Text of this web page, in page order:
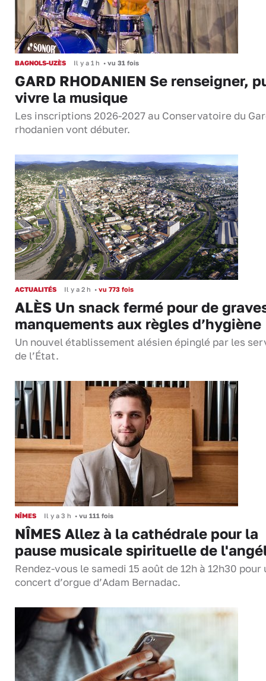
BAGNOLS-UZÈS Il y a 1 h • vu 31 fois
GARD RHODANIEN Se renseigner,
vivre la musique
Les inscriptions 2026-2027 au Conservatoire du
rhodanien vont débuter.
ACTUALITÉS Il y a 2 h • vu 773 fois
ALÈS Un snack fermé pour de
manquements aux règles d’hygiène
Un nouvel établissement alésien épinglé par les
de l’État.
NÎMES Il y a 3 h • vu 111 fois
NÎMES Allez à la cathédrale pour la
pause musicale spirituelle de
Rendez-vous le samedi 15 août de 12h à 12h30 pour
concert d’orgue d’Adam Bernadac.